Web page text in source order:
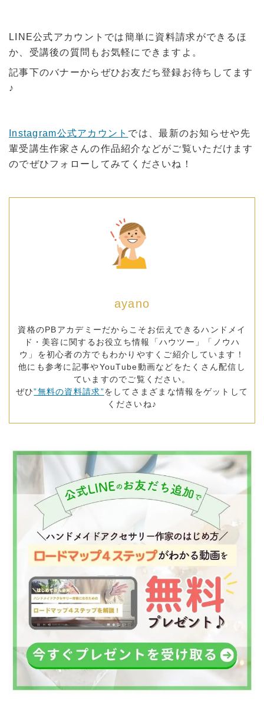
LINE公式アカウントでは簡単に資料請求ができるほ
か、受講後の質問もお気軽にできますよ。
記事下のバナーからぜひお友だち登録お待ちしてます
♪
Instagram公式アカウント では、最新のお知らせや先
輩受講生作家さんの作品紹介などがご覧いただけます
のでぜひフォローしてみてくださいね！
ayano
資格のPBアカデミーだからこそお伝えできるハンドメイ
ド・美容に関するお役立ち情報「ハウツー」「ノウハ
ウ」を初心者の方でもわかりやすくご紹介しています！
他にも参考に記事やYouTube動画などをたくさん配信し
ていますのでご覧ください。
ぜひ”無料の資料請求”をしてさまざまな情報をゲットして
くださいね♪